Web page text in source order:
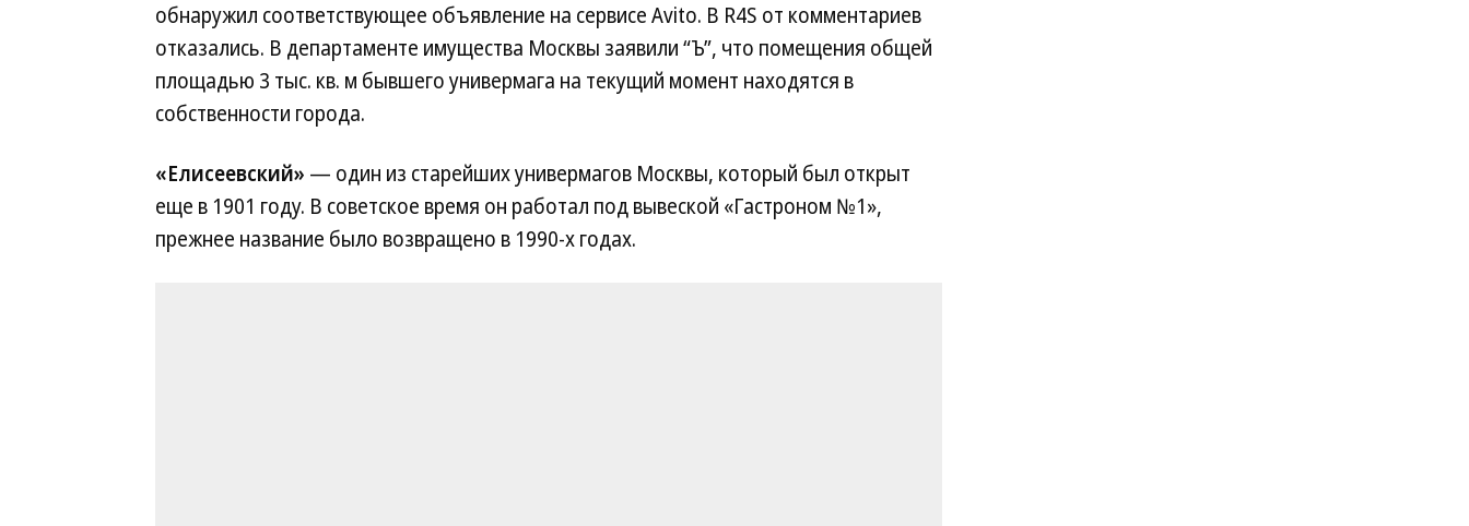
обнаружил соответствующее объявление на сервисе Avito. В R4S от комментариев
отказались. В департаменте имущества Москвы заявили “Ъ”, что помещения общей
площадью 3 тыс. кв. м бывшего универмага на текущий момент находятся в
собственности города.
«Елисеевский» — один из старейших универмагов Москвы, который был открыт
еще в 1901 году. В советское время он работал под вывеской «Гастроном №1»,
прежнее название было возвращено в 1990-х годах.